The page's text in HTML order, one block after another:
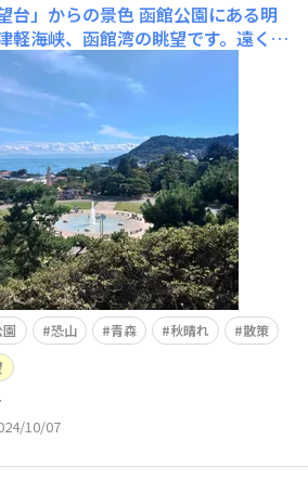
台」からの景色函館公園にある明
軽海峡、函館湾の眺望です。遠くに
園 恐山 青森 秋晴れ
散策
10/07